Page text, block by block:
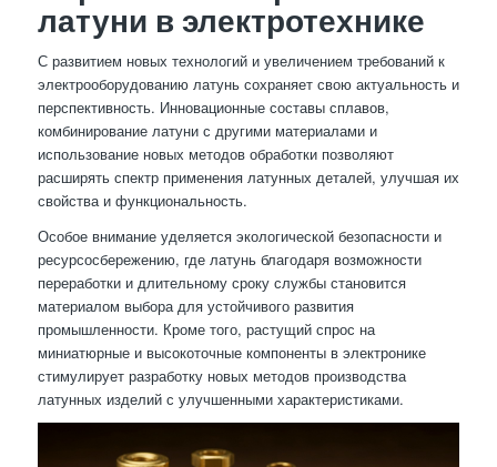
латуни в электротехнике
С развитием новых технологий и увеличением требований к
электрооборудованию латунь сохраняет свою актуальность и
перспективность. Инновационные составы сплавов,
комбинирование латуни с другими материалами и
использование новых методов обработки позволяют
расширять спектр применения латунных деталей, улучшая их
свойства и функциональность.
Особое внимание уделяется экологической безопасности и
ресурсосбережению, где латунь благодаря возможности
переработки и длительному сроку службы становится
материалом выбора для устойчивого развития
промышленности. Кроме того, растущий спрос на
миниатюрные и высокоточные компоненты в электронике
стимулирует разработку новых методов производства
латунных изделий с улучшенными характеристиками.